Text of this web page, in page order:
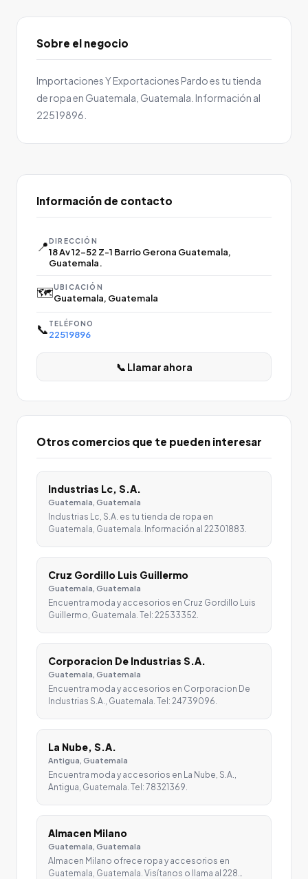
Sobre el negocio
Importaciones Y Exportaciones Pardo es tu tienda
de ropa en Guatemala, Guatemala. Información al
22519896.
Información de contacto
📍DIRECCIÓN
18 Av 12-52 Z-1 Barrio Gerona Guatemala,
Guatemala.
🗺️UBICACIÓN
Guatemala, Guatemala
📞 TELÉFONO
22519896
📞 Llamar ahora
Otros comercios que te pueden interesar
Industrias Lc, S.A.
Guatemala, Guatemala
Industrias Lc, S.A. es tu tienda de ropa en
Guatemala, Guatemala. Información al 22301883.
Cruz Gordillo Luis Guillermo
Guatemala, Guatemala
Encuentra moda y accesorios en Cruz Gordillo Luis
Guillermo, Guatemala. Tel: 22533352.
Corporacion De Industrias S.A.
Guatemala, Guatemala
Encuentra moda y accesorios en Corporacion De
Industrias S.A., Guatemala. Tel: 24739096.
La Nube, S.A.
Antigua, Guatemala
Encuentra moda y accesorios en La Nube, S.A.,
Antigua, Guatemala. Tel: 78321369.
Almacen Milano
Guatemala, Guatemala
Almacen Milano ofrece ropa y accesorios en
Guatemala, Guatemala. Visítanos o llama al 228…